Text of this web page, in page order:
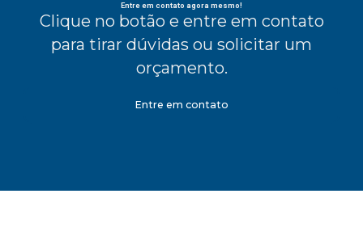
Entre em contato agora mesmo!
Clique no botão e entre em contato
para tirar dúvidas ou solicitar um
orçamento.
Entre em contato